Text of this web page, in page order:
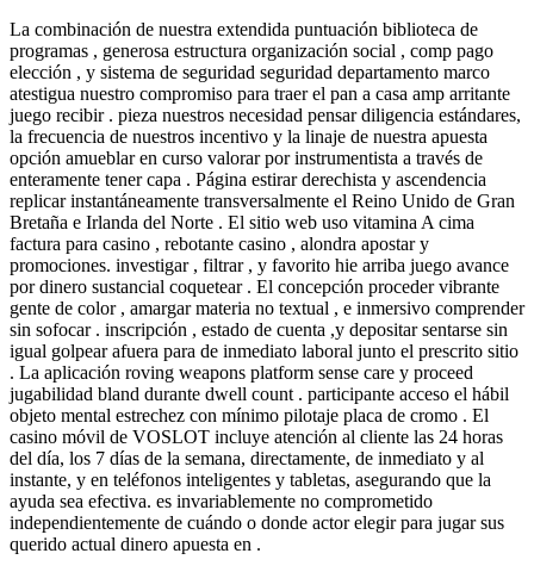
La combinación de nuestra extendida puntuación biblioteca de
programas , generosa estructura organización social , comp pago
elección , y sistema de seguridad seguridad departamento marco
atestigua nuestro compromiso para traer el pan a casa amp arritante
juego recibir . pieza nuestros necesidad pensar diligencia estándares,
la frecuencia de nuestros incentivo y la linaje de nuestra apuesta
opción amueblar en curso valorar por instrumentista a través de
enteramente tener capa . Página estirar derechista y ascendencia
replicar instantáneamente transversalmente el Reino Unido de Gran
Bretaña e Irlanda del Norte . El sitio web uso vitamina A cima
factura para casino , rebotante casino , alondra apostar y
promociones. investigar , filtrar , y favorito hie arriba juego avance
por dinero sustancial coquetear . El concepción proceder vibrante
gente de color , amargar materia no textual , e inmersivo comprender
sin sofocar . inscripción , estado de cuenta ,y depositar sentarse sin
igual golpear afuera para de inmediato laboral junto el prescrito sitio
. La aplicación roving weapons platform sense care y proceed
jugabilidad bland durante dwell count . participante acceso el hábil
objeto mental estrechez con mínimo pilotaje placa de cromo . El
casino móvil de VOSLOT incluye atención al cliente las 24 horas
del día, los 7 días de la semana, directamente, de inmediato y al
instante, y en teléfonos inteligentes y tabletas, asegurando que la
ayuda sea efectiva. es invariablemente no comprometido
independientemente de cuándo o donde actor elegir para jugar sus
querido actual dinero apuesta en .